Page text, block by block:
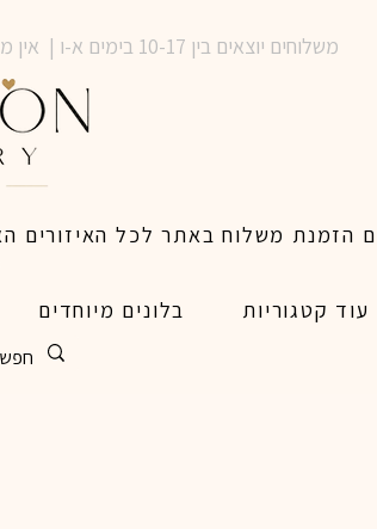
משלוחים יוצאים בין 10-17 בימים א-ו | אין משלוחים בשבתות וחגים | ניתן לבצע הזמנה לאותו היום עד שעה 14:00
עוד קטגוריות בלונים מיוחדים